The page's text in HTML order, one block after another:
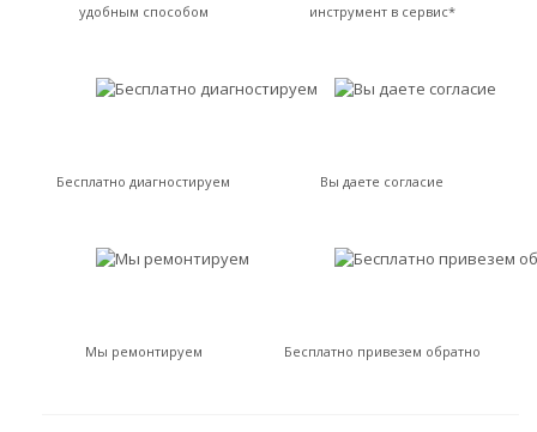
удобным способом
инструмент в сервис*
Бесплатно диагностируем Вы даете согласие
Мы ремонтируем Бесплатно привезем обратно